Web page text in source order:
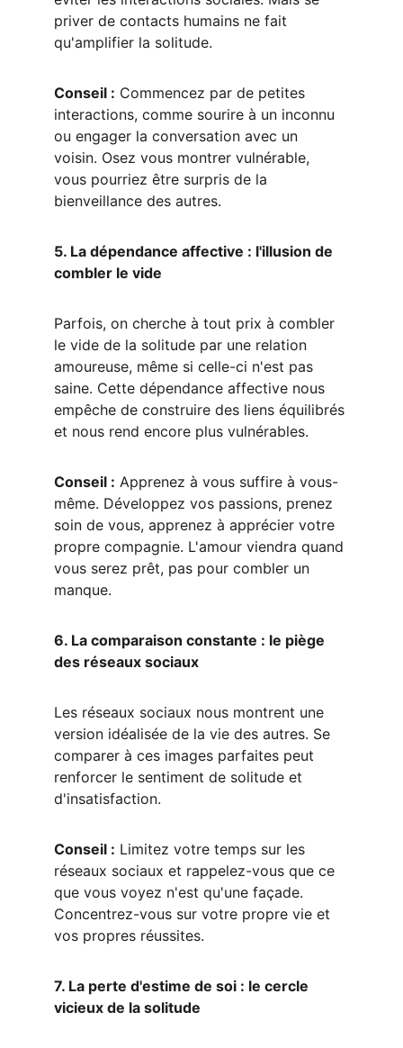
priver de contacts humains ne fait
qu'amplifier la solitude.
Conseil : Commencez par de petites
interactions, comme sourire à un inconnu
ou engager la conversation avec un
voisin. Osez vous montrer vulnérable,
vous pourriez être surpris de la
bienveillance des autres.
5. La dépendance affective : l'illusion de
combler le vide
Parfois, on cherche à tout prix à combler
le vide de la solitude par une relation
amoureuse, même si celle-ci n'est pas
saine. Cette dépendance affective nous
empêche de construire des liens équilibrés
et nous rend encore plus vulnérables.
Conseil : Apprenez à vous suffire à vous-
même. Développez vos passions, prenez
soin de vous, apprenez à apprécier votre
propre compagnie. L'amour viendra quand
vous serez prêt, pas pour combler un
manque.
6. La comparaison constante : le piège
des réseaux sociaux
Les réseaux sociaux nous montrent une
version idéalisée de la vie des autres. Se
comparer à ces images parfaites peut
renforcer le sentiment de solitude et
d'insatisfaction.
Conseil : Limitez votre temps sur les
réseaux sociaux et rappelez-vous que ce
que vous voyez n'est qu'une façade.
Concentrez-vous sur votre propre vie et
vos propres réussites.
7. La perte d'estime de soi : le cercle
vicieux de la solitude